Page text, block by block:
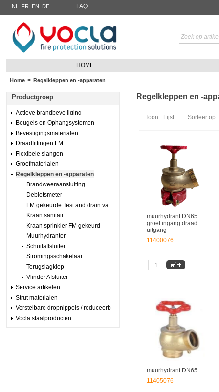
NL FR EN DE FAQ
HOME
Home > Regelkleppen en -apparaten
Productgroep
Actieve brandbeveiliging
Beugels en Ophangsystemen
Bevestigingsmaterialen
Draadfittingen FM
Flexibele slangen
Groefmaterialen
Regelkleppen en -apparaten
Brandweeraansluiting
Debietsmeter
FM gekeurde Test and drain val
Kraan sanitair
Kraan sprinkler FM gekeurd
Muurhydranten
Schuifaflsluiter
Stromingsschakelaar
Terugslagklep
Vlinder Afsluiter
Service artikelen
Strut materialen
Verstelbare dropnippels / reduceerb
Vocla staalproducten
Regelkleppen en -
Toon: Lijst Sorteer op:
muurhydrant DN65
groef ingang draad
uitgang
11400076
muurhydrant DN65
11405076